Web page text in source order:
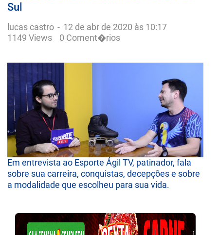
Sul
lucas castro - 12 de abr de 2020 às 10:17
1149 Views
0 Coment�rios
Em entrevista ao Esporte Ágil TV, patinador, fala
sobre sua carreira, conquistas, decepções e sobre
a modalidade que escolheu para sua vida.